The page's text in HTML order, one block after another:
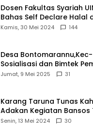
Dosen Fakultas Syariah
Bahas Self Declare Halal
Ijtima Ulama MUI
Kamis, 30 Mei 2024 144
Desa
Sosialisasi dan Bimtek
ID
Jumat, 9 Mei 2025 31
Karang Taruna Tunas
Adakan Kegiatan
Dhuafa dan Anak Yatim-
Senin, 13 Mei 2024 30